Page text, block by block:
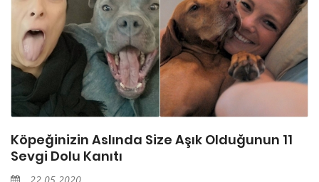
Köpeğinizin Aslında Size Aşık Olduğunun 11
Sevgi Dolu Kanıtı